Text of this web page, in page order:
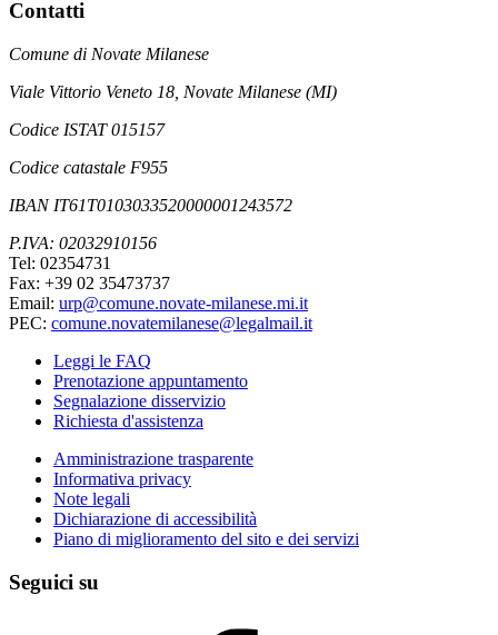
Contatti
Comune di Novate Milanese
Viale Vittorio Veneto 18, Novate Milanese (MI)
Codice ISTAT 015157
Codice catastale F955
IBAN IT61T0103033520000001243572
P.IVA: 02032910156
Tel: 02354731
Fax: +39 02 35473737
Email: urp@comune.novate-milanese.mi.it
PEC: comune.novatemilanese@legalmail.it
Leggi le FAQ
Prenotazione appuntamento
Segnalazione disservizio
Richiesta d'assistenza
Amministrazione trasparente
Informativa privacy
Note legali
Dichiarazione di accessibilità
Piano di miglioramento del sito e dei servizi
Seguici su